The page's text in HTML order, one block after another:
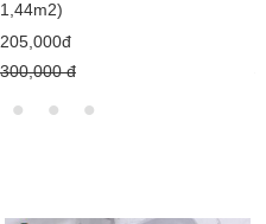
1,44m2)
210,000đ
250,000 đ